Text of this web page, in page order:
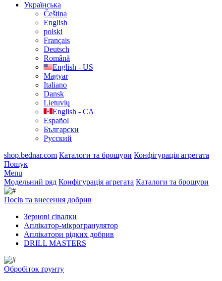
Українська
Čeština
English
polski
Français
Deutsch
Română
English - US
Magyar
Italiano
Dansk
Lietuvių
English - CA
Español
Български
Русский
shop.bednar.com Каталоги та брошури Конфігурація агрегата
Пошук
Menu
Модельний ряд Конфігурація агрегата Каталоги та брошури
Посів та внесення добрив
Зернові сівалки
Аплікатор-мікрогранулятор
Аплікатори рідких добрив
DRILL MASTERS
Обробіток ґрунту